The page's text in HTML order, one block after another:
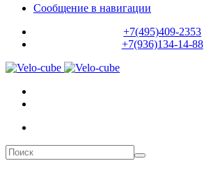
Сообщение в навигации
+7(495)409-2353
+7(936)134-14-88